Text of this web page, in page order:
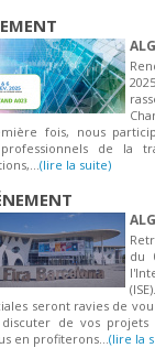
fois, nous
de la
(lire la suite)
du
seront ravies de
discuter de vos
en profiterons... (lire la